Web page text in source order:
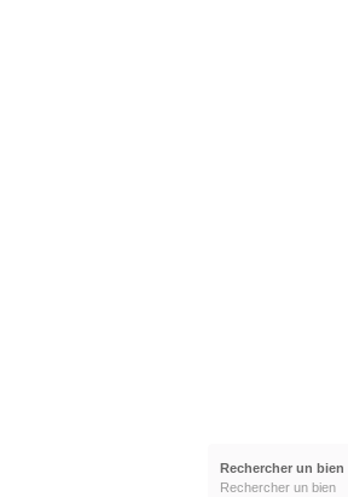
Rechercher un bien
Rechercher un bien